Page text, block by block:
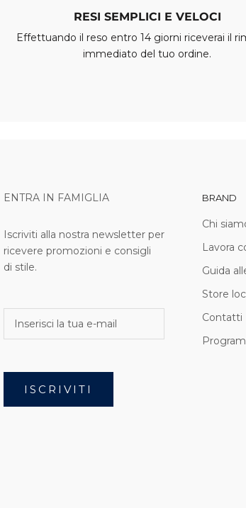
RESI SEMPLICI E VELOCI
Effettuando il reso entro 14 giorni riceverai il
immediato del tuo ordine.
ENTRA IN FAMIGLIA
Iscriviti alla nostra newsletter per
ricevere promozioni e consigli
di stile.
ISCRIVITI
BRAND
Chi
Lavora
Guida
Store
Contatti